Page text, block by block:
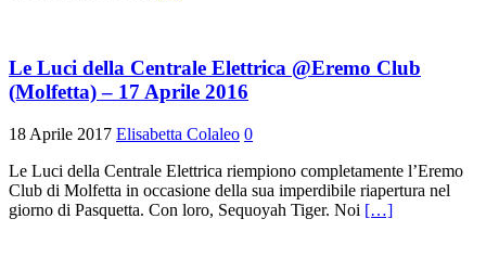
Le Luci della Centrale Elettrica @Eremo Club
(Molfetta) – 17 Aprile 2016
18 Aprile 2017 Elisabetta Colaleo 0
Le Luci della Centrale Elettrica riempiono completamente l’Eremo
Club di Molfetta in occasione della sua imperdibile riapertura nel
giorno di Pasquetta. Con loro, Sequoyah Tiger. Noi […]